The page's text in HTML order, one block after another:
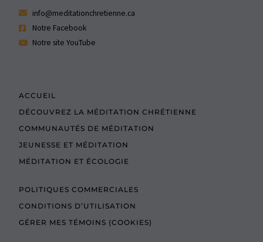
info@meditationchretienne.ca
Notre Facebook
Notre site YouTube
ACCUEIL
DÉCOUVREZ LA MÉDITATION CHRÉTIENNE
COMMUNAUTÉS DE MÉDITATION
JEUNESSE ET MÉDITATION
MÉDITATION ET ÉCOLOGIE
POLITIQUES COMMERCIALES
CONDITIONS D’UTILISATION
GÉRER MES TÉMOINS (COOKIES)